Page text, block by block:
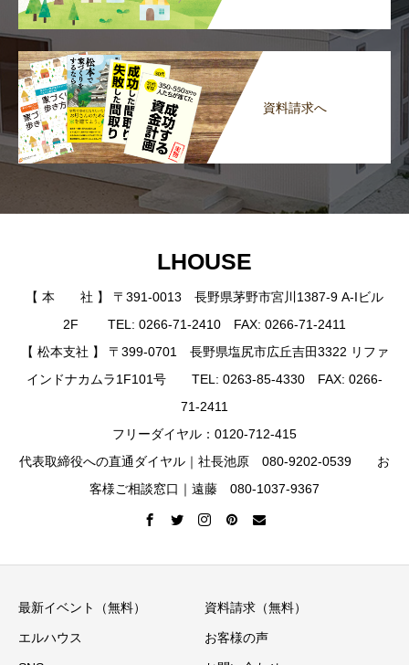
資料請求へ
LHOUSE
【 本 社 】 〒391-0013 長野県茅野市宮川1387-9 A-Iビル
2F TEL: 0266-71-2410 FAX: 0266-71-2411
【 松本支社 】 〒399-0701 長野県塩尻市広丘吉田3322 リファ
インドナカムラ1F101号 TEL: 0263-85-4330 FAX: 0266-
71-2411
フリーダイヤル：0120-712-415
代表取締役への直通ダイヤル｜社長池原 080-9202-0539 お
客様ご相談窓口｜遠藤 080-1037-9367
最新イベント（無料） 資料請求（無料）
エルハウス お客様の声